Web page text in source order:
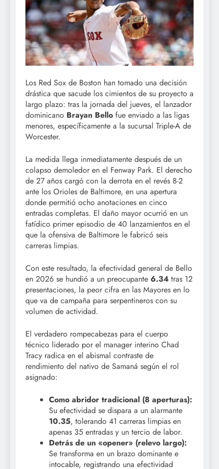
Los Red Sox de Boston han tomado una decisión
drástica que sacude los cimientos de su proyecto a
largo plazo: tras la jornada del jueves, el lanzador
dominicano Brayan Bello fue enviado a las ligas
menores, específicamente a la sucursal Triple-A de
Worcester.
La medida llega inmediatamente después de un
colapso demoledor en el Fenway Park. El derecho
de 27 años cargó con la derrota en el revés 8-2
ante los Orioles de Baltimore, en una apertura
donde permitió ocho anotaciones en cinco
entradas completas. El daño mayor ocurrió en un
fatídico primer episodio de 40 lanzamientos en el
que la ofensiva de Baltimore le fabricó seis
carreras limpias.
Con este resultado, la efectividad general de Bello
en 2026 se hundió a un preocupante 6.34 tras 12
presentaciones, la peor cifra en las Mayores en lo
que va de campaña para serpentineros con su
volumen de actividad.
El verdadero rompecabezas para el cuerpo
técnico liderado por el manager interino Chad
Tracy radica en el abismal contraste de
rendimiento del nativo de Samaná según el rol
asignado:
Como abridor tradicional (8 aperturas):
Su efectividad se dispara a un alarmante
10.35, tolerando 41 carreras limpias en
apenas 35 entradas y un tercio de labor.
Detrás de un «opener» (relevo largo):
Se transforma en un brazo dominante e
intocable, registrando una efectividad